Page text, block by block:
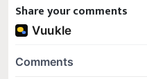
Share your comments